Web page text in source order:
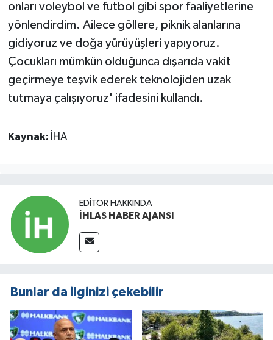
onları voleybol ve futbol gibi spor faaliyetlerine
yönlendirdim. Ailece göllere, piknik alanlarına
gidiyoruz ve doğa yürüyüşleri yapıyoruz.
Çocukları mümkün olduğunca dışarıda vakit
geçirmeye teşvik ederek teknolojiden uzak
tutmaya çalışıyoruz' ifadesini kullandı.
Kaynak: İHA
EDITÖR HAKKINDA
İHLAS HABER AJANSI
Bunlar da ilginizi çekebilir